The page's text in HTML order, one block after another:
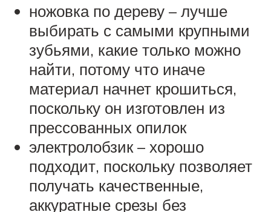
ножовка по дереву – лучше
выбирать с самыми крупными
зубьями, какие только можно
найти, потому что иначе
материал начнет крошиться,
поскольку он изготовлен из
прессованных опилок
электролобзик – хорошо
подходит, поскольку позволяет
получать качественные,
аккуратные срезы без